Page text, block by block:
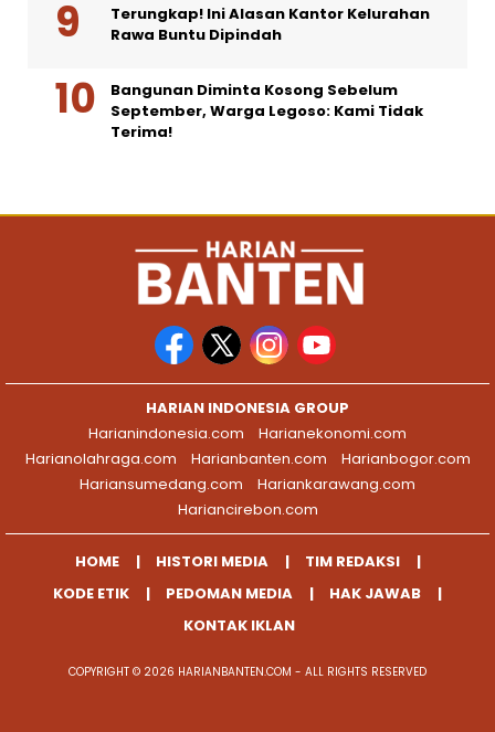
Terungkap! Ini Alasan Kantor Kelurahan
Rawa Buntu Dipindah
Bangunan Diminta Kosong Sebelum
September, Warga Legoso: Kami Tidak
Terima!
HARIAN INDONESIA GROUP
Harianindonesia.com
Harianekonomi.com
Harianolahraga.com
Harianbanten.com
Harianbogor.com
Hariansumedang.com
Hariankarawang.com
Hariancirebon.com
HOME HISTORI MEDIA
TIM REDAKSI
KODE ETIK
PEDOMAN MEDIA
HAK JAWAB
KONTAK IKLAN
COPYRIGHT © 2026 HARIANBANTEN.COM - ALL RIGHTS RESERVED